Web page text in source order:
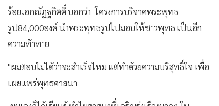
ร้อยเอกณัฏฐกิตติ์ บอกว่า โครงการบริจาคพระพุทธ
รูป84,000องค์ นำพระพุทธรูปไปมอบให้ชาวพุทธ เป็นอีก
ความท้าทาย
"ผมตอบไม่ได้ว่าจะสำเร็จไหม แต่ทำด้วยความบริสุทธิ์ใจ เพื่อ
เผยแพร่พุทธศาสนา